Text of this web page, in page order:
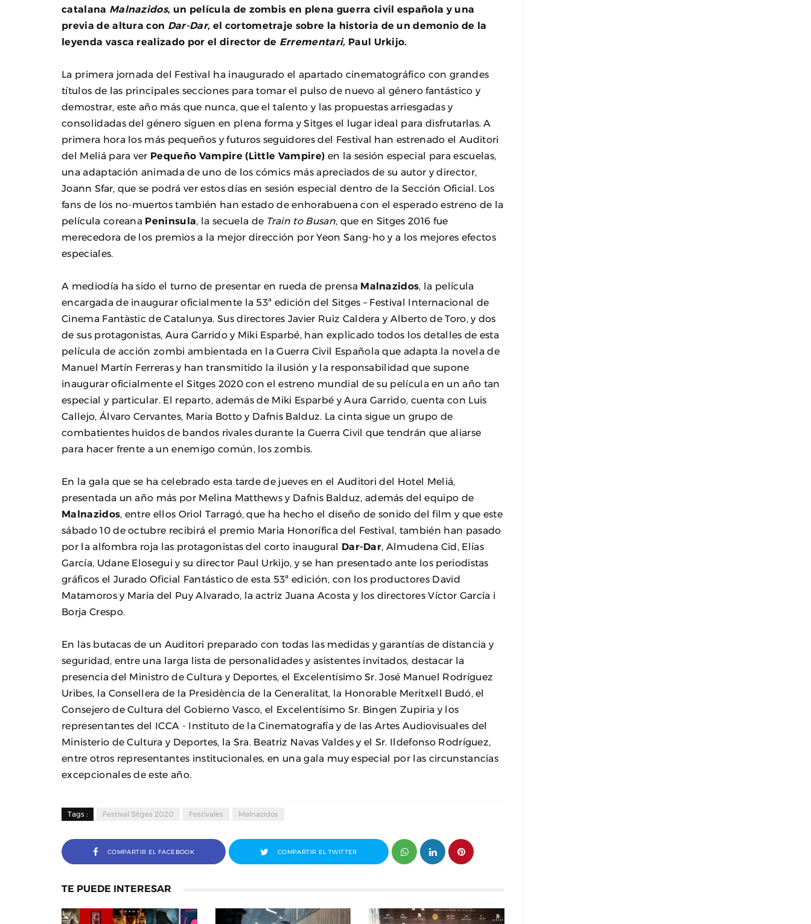
catalana Malnazidos, un película de zombis en plena guerra civil española y una
previa de altura con Dar-Dar, el cortometraje sobre la historia de un demonio de la
leyenda vasca realizado por el director de Errementari, Paul Urkijo.
La primera jornada del Festival ha inaugurado el apartado cinematográfico con grandes
títulos de las principales secciones para tomar el pulso de nuevo al género fantástico y
demostrar, este año más que nunca, que el talento y las propuestas arriesgadas y
consolidadas del género siguen en plena forma y Sitges el lugar ideal para disfrutarlas. A
primera hora los más pequeños y futuros seguidores del Festival han estrenado el Auditori
del Meliá para ver Pequeño Vampire (Little Vampire) en la sesión especial para escuelas,
una adaptación animada de uno de los cómics más apreciados de su autor y director,
Joann Sfar, que se podrá ver estos días en sesión especial dentro de la Sección Oficial. Los
fans de los no-muertos también han estado de enhorabuena con el esperado estreno de la
película coreana Peninsula , la secuela de Train to Busan, que en Sitges 2016 fue
merecedora de los premios a la mejor dirección por Yeon Sang-ho y a los mejores efectos
especiales.
A mediodía ha sido el turno de presentar en rueda de prensa Malnazidos , la película
encargada de inaugurar oficialmente la 53ª edición del Sitges – Festival Internacional de
Cinema Fantàstic de Catalunya. Sus directores Javier Ruiz Caldera y Alberto de Toro, y dos
de sus protagonistas, Aura Garrido y Miki Esparbé, han explicado todos los detalles de esta
película de acción zombi ambientada en la Guerra Civil Española que adapta la novela de
Manuel Martín Ferreras y han transmitido la ilusión y la responsabilidad que supone
inaugurar oficialmente el Sitges 2020 con el estreno mundial de su película en un año tan
especial y particular. El reparto, además de Miki Esparbé y Aura Garrido, cuenta con Luis
Callejo, Álvaro Cervantes, María Botto y Dafnis Balduz. La cinta sigue un grupo de
combatientes huidos de bandos rivales durante la Guerra Civil que tendrán que aliarse
para hacer frente a un enemigo común, los zombis.
En la gala que se ha celebrado esta tarde de jueves en el Auditori del Hotel Meliá,
presentada un año más por Melina Matthews y Dafnis Balduz, además del equipo de
Malnazidos , entre ellos Oriol Tarragó, que ha hecho el diseño de sonido del film y que este
sábado 10 de octubre recibirá el premio Maria Honorífica del Festival, también han pasado
por la alfombra roja las protagonistas del corto inaugural Dar-Dar , Almudena Cid, Elías
García, Udane Elosegui y su director Paul Urkijo, y se han presentado ante los periodistas
gráficos el Jurado Oficial Fantástico de esta 53ª edición, con los productores David
Matamoros y Maria del Puy Alvarado, la actriz Juana Acosta y los directores Víctor García i
Borja Crespo.
En las butacas de un Auditori preparado con todas las medidas y garantías de distancia y
seguridad, entre una larga lista de personalidades y asistentes invitados, destacar la
presencia del Ministro de Cultura y Deportes, el Excelentísimo Sr. José Manuel Rodríguez
Uribes, la Consellera de la Presidència de la Generalitat, la Honorable Meritxell Budó, el
Consejero de Cultura del Gobierno Vasco, el Excelentísimo Sr. Bingen Zupiria y los
representantes del ICCA - Instituto de la Cinematografía y de las Artes Audiovisuales del
Ministerio de Cultura y Deportes, la Sra. Beatriz Navas Valdes y el Sr. Ildefonso Rodríguez,
entre otros representantes institucionales, en una gala muy especial por las circunstancias
excepcionales de este año.
Tags : Festival Sitges 2020 Festivales Malnazidos
COMPARTIR EL FACEBOOK COMPARTIR EL TWITTER
TE PUEDE INTERESAR